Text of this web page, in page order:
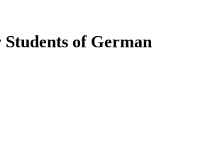
of German